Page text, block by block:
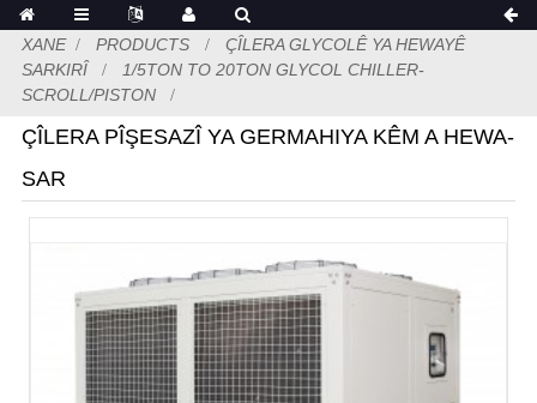
XANE PRODUCTS
ÇÎLERA GLYCOLÊ YA HEWAYÊ
SARKIRÎ
1/5TON TO 20TON GLYCOL CHILLER-
SCROLL/PISTON
ÇÎLERA PÎŞESAZÎ YA GERMAHIYA KÊM A HEWA-
SAR